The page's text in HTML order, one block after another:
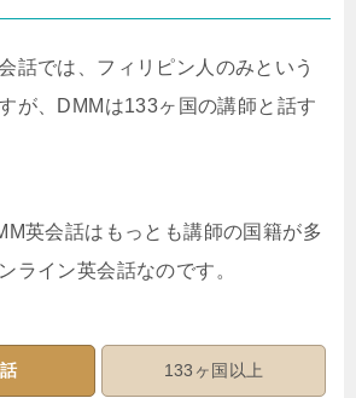
話では、フィリピン人のみという
が、DMMは133ヶ国の講師と話す
英会話はもっとも講師の国籍が多
ライン英会話なのです。
133ヶ国以上